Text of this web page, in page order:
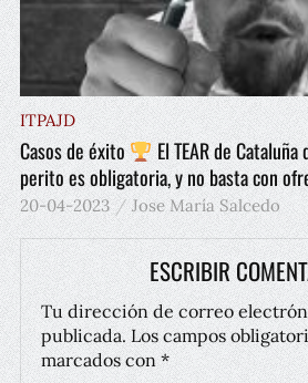
ITPAJD
Casos de éxito
El TEAR de
perito es obligatoria, y no basta con
20-04-2023 Jose María Salcedo
ESCRIBIR
Tu dirección de correo
publicada. Los campos
marcados con*